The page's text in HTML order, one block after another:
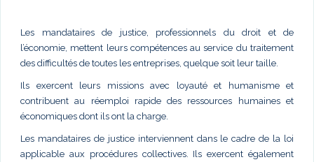
Les mandataires de justice, professionnels du droit et de
l’économie, mettent leurs compétences au service du traitement
des difficultés de toutes les entreprises, quelque soit leur taille.
Ils exercent leurs missions avec loyauté et humanisme et
contribuent au réemploi rapide des ressources humaines et
économiques dont ils ont la charge.
Les mandataires de justice interviennent dans le cadre de la loi
applicable aux procédures collectives. Ils exercent également